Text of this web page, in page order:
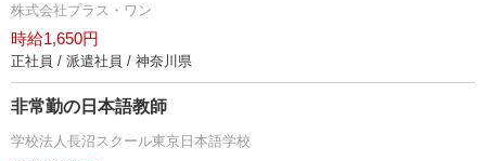
株式会社プラス・ワン
時給1,650円
正社員 / 派遣社員 / 神奈川県
非常勤の日本語教師
学校法人長沼スクール東京日本語学校